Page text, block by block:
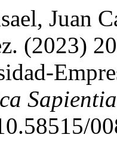
Juan
(2023)